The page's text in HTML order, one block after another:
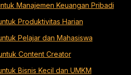
Manajemen Keuangan Pribadi
Produktivitas Harian
Pelajar dan Mahasiswa
Content Creator
Bisnis Kecil dan UMKM